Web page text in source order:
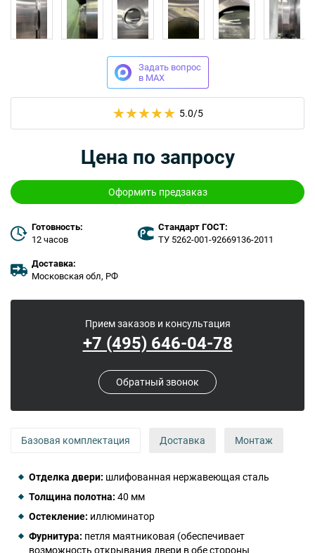
+7 (495) 646-04-78
8 (800) 444-24-85
Задать вопрос
в MAX
5.0/5
Цена по запросу
Оформить предзаказ
Готовность:
12 часов
Стандарт ГОСТ:
ТУ 5262-001-92669136-2011
Доставка:
Московская обл, РФ
Прием заказов и консультация
+7 (495) 646-04-78
Обратный звонок
Базовая комплектация Доставка Монтаж
Отделка двери: шлифованная нержавеющая сталь
Толщина полотна: 40 мм
Остекление: иллюминатор
Фурнитура: петля маятниковая (обеспечивает
возможность открывания двери в обе стороны